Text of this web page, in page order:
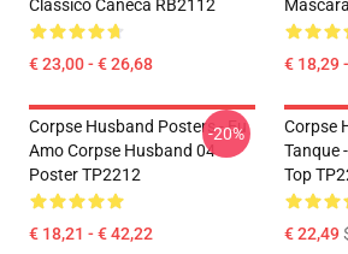
Clássico Caneca RB2112
€ 23,00 - € 26,68 € 18,29
Corpse Husband Posters - Eu
Amo Corpse Husband 04
Poster TP2212
€ 18,21 - € 42,22
-20%
Corpse
Tanque
Top
€ 22,49